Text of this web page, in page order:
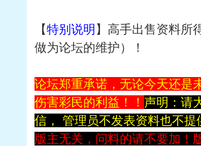
【特别说明 】高手出售资料所
做为论坛的维护）！
论坛郑重承诺，无论今天还是
伤害彩民的利益！！ 声明：请
信， 管理员不发表资料也不提
版主无关，问料的请不要加！